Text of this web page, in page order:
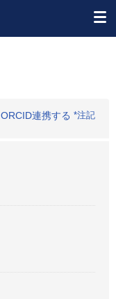
ORCID連携する *注記